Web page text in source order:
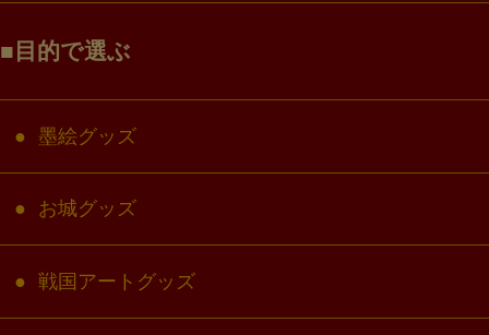
目的で選ぶ
墨絵グッズ
お城グッズ
戦国アートグッズ